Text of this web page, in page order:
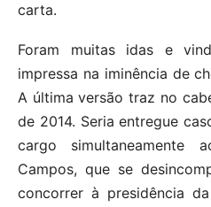
carta.
Foram muitas idas e
impressa na iminência de
A última versão traz no
de 2014. Seria entregue
cargo simultaneamente
Campos, que se
concorrer à presidência